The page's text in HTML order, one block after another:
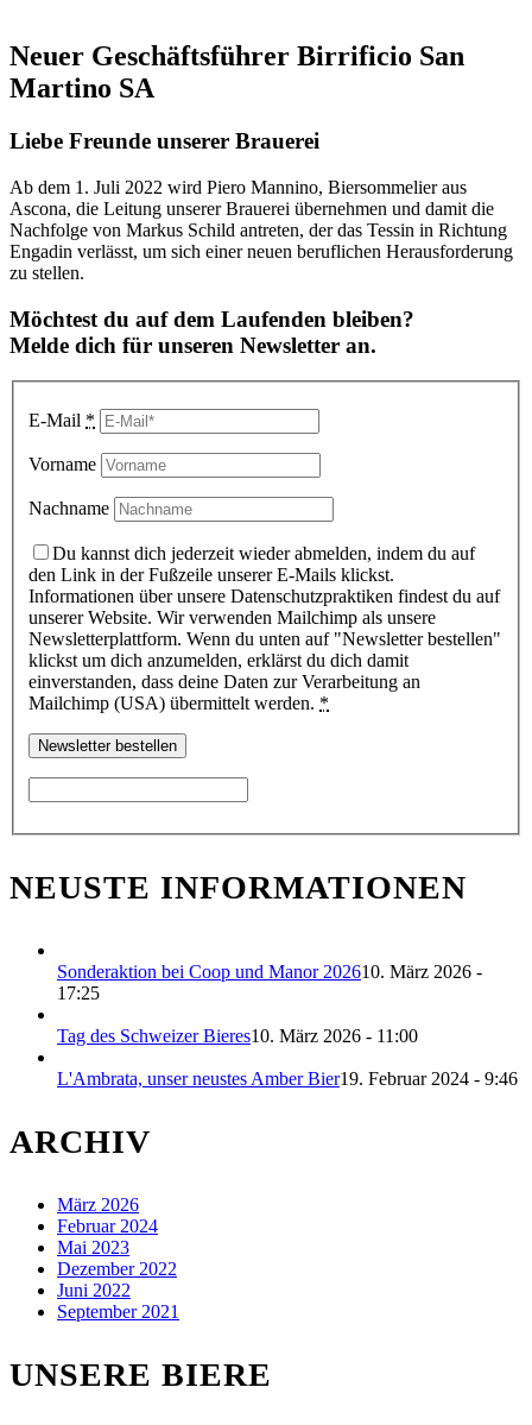
Neuer Geschäftsführer Birrificio San
Martino SA
Liebe Freunde unserer Brauerei
Ab dem 1. Juli 2022 wird Piero Mannino, Biersommelier aus
Ascona, die Leitung unserer Brauerei übernehmen und damit die
Nachfolge von Markus Schild antreten, der das Tessin in Richtung
Engadin verlässt, um sich einer neuen beruflichen Herausforderung
zu stellen.
Möchtest du auf dem Laufenden bleiben?
Melde dich für unseren Newsletter an.
E-Mail *
Vorname
Nachname
Du kannst dich jederzeit wieder abmelden, indem du auf
den Link in der Fußzeile unserer E-Mails klickst.
Informationen über unsere Datenschutzpraktiken findest du auf
unserer Website. Wir verwenden Mailchimp als unsere
Newsletterplattform. Wenn du unten auf "Newsletter bestellen"
klickst um dich anzumelden, erklärst du dich damit
einverstanden, dass deine Daten zur Verarbeitung an
Mailchimp (USA) übermittelt werden. *
NEUSTE INFORMATIONEN
Sonderaktion bei Coop und Manor 202610. März 2026 -
17:25
Tag des Schweizer Bieres10. März 2026 - 11:00
L'Ambrata, unser neustes Amber Bier19. Februar 2024 - 9:46
ARCHIV
März 2026
Februar 2024
Mai 2023
Dezember 2022
Juni 2022
September 2021
UNSERE BIERE